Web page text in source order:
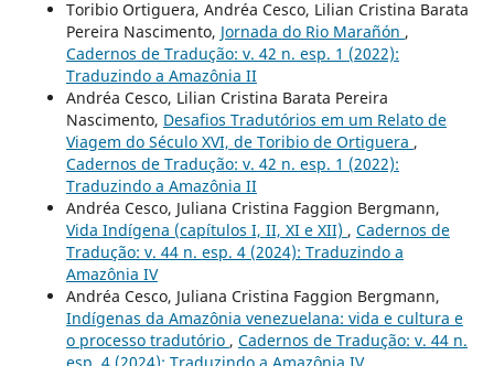
Toribio Ortiguera, Andréa Cesco, Lilian Cristina Barata
Pereira Nascimento, Jornada do Rio Marañón ,
Cadernos de Tradução: v. 42 n. esp. 1 (2022):
Traduzindo a Amazônia II
Andréa Cesco, Lilian Cristina Barata Pereira
Nascimento, Desafios Tradutórios em um Relato de
Viagem do Século XVI, de Toribio de Ortiguera ,
Cadernos de Tradução: v. 42 n. esp. 1 (2022):
Traduzindo a Amazônia II
Andréa Cesco, Juliana Cristina Faggion Bergmann,
Vida Indígena (capítulos I, II, XI e XII) , Cadernos de
Tradução: v. 44 n. esp. 4 (2024): Traduzindo a
Amazônia IV
Andréa Cesco, Juliana Cristina Faggion Bergmann,
Indígenas da Amazônia venezuelana: vida e cultura e
o processo tradutório , Cadernos de Tradução: v. 44 n.